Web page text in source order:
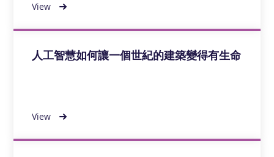
View
人工智慧如何讓一個世紀的建築變得有生命
View